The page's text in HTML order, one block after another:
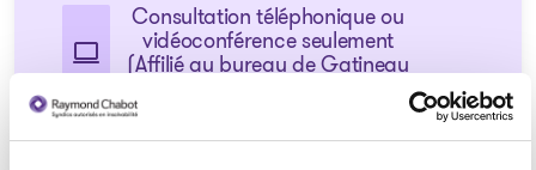
Consultation téléphonique ou
vidéoconférence seulement
(Affilié au bureau de Gatineau